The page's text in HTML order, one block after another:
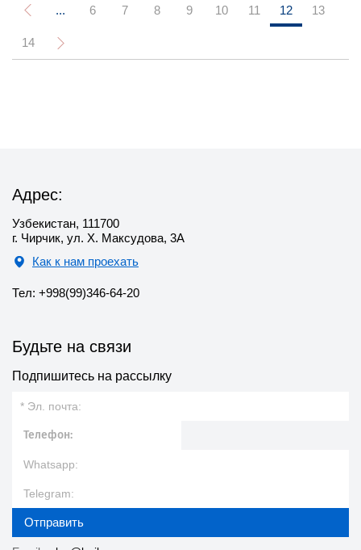
... 6 7 8 9 10 11 12 13
14
Адрес:
Узбекистан, 111700
г. Чирчик, ул. Х. Максудова, 3А
Как к нам проехать
Тел: +998(99)346-64-20
Будьте на связи
Подпишитесь на рассылку
Отправить